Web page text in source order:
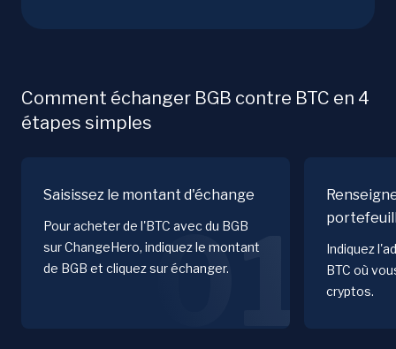
Comment échanger BGB contre BTC en 4
étapes simples
Saisissez le montant d'échange
Pour acheter de l'BTC avec du BGB
sur ChangeHero, indiquez le montant
de BGB et cliquez sur échanger.
01
Indiquez
BTC où
cryptos.